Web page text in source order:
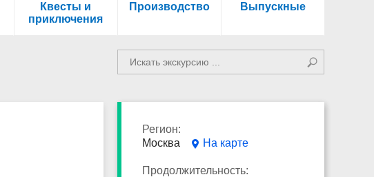
Квесты и
приключения
Производство Выпускные
Регион:
Москва
На карте
Продолжительность: